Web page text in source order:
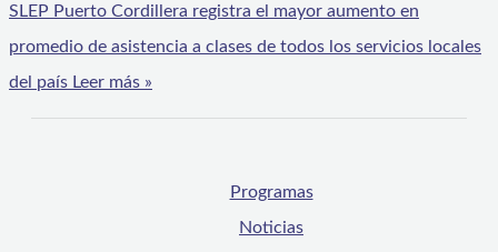
SLEP Puerto Cordillera registra el mayor aumento en
promedio de asistencia a clases de todos los servicios locales
del país Leer más »
Programas
Noticias